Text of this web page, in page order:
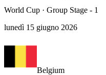
World Cup · Group Stage - 1
lunedì 15 giugno 2026
Belgium